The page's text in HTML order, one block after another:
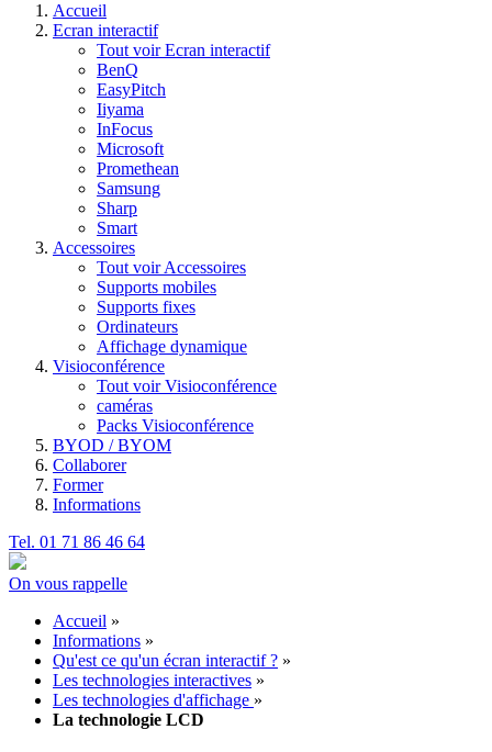
Accueil
Ecran interactif
Tout voir Ecran interactif
BenQ
EasyPitch
Iiyama
InFocus
Microsoft
Promethean
Samsung
Sharp
Smart
Accessoires
Tout voir Accessoires
Supports mobiles
Supports fixes
Ordinateurs
Affichage dynamique
Visioconférence
Tout voir Visioconférence
caméras
Packs Visioconférence
BYOD / BYOM
Collaborer
Former
Informations
Tel. 01 71 86 46 64
On vous rappelle
Accueil »
Informations »
Qu'est ce qu'un écran interactif ? »
Les technologies interactives »
Les technologies d'affichage »
La technologie LCD